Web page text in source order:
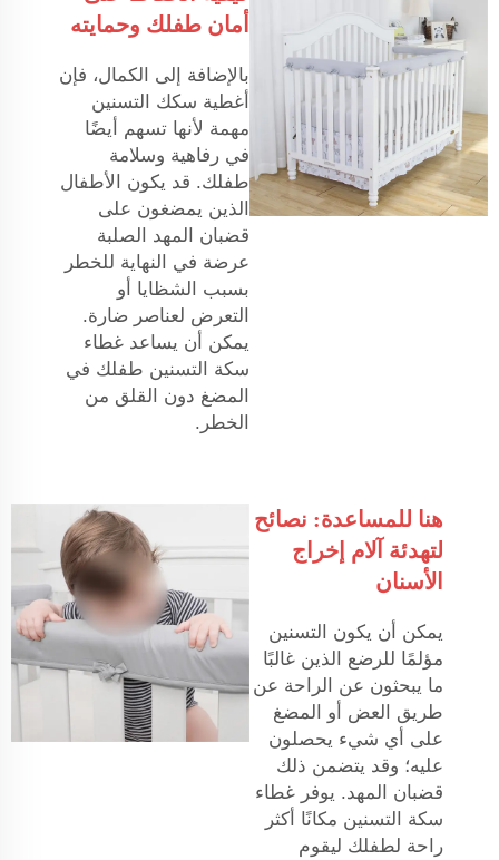
أمان طفلك وحمايته
بالإضافة إلى الكمال، فإن
أغطية سكك التسنين
مهمة لأنها تسهم أيضًا
في رفاهية وسلامة
طفلك. قد يكون الأطفال
الذين يمضغون على
قضبان المهد الصلبة
عرضة في النهاية للخطر
بسبب الشظايا أو
التعرض لعناصر ضارة.
يمكن أن يساعد غطاء
سكة التسنين طفلك في
المضغ دون القلق من
الخطر.
هنا للمساعدة: نصائح
لتهدئة آلام إخراج
الأسنان
يمكن أن يكون التسنين
مؤلمًا للرضع الذين غالبًا
ما يبحثون عن الراحة عن
طريق العض أو المضغ
على أي شيء يحصلون
عليه؛ وقد يتضمن ذلك
قضبان المهد. يوفر غطاء
سكة التسنين مكانًا أكثر
راحة لطفلك ليقوم